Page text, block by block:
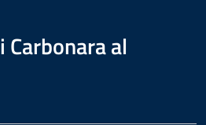
Carbonara al